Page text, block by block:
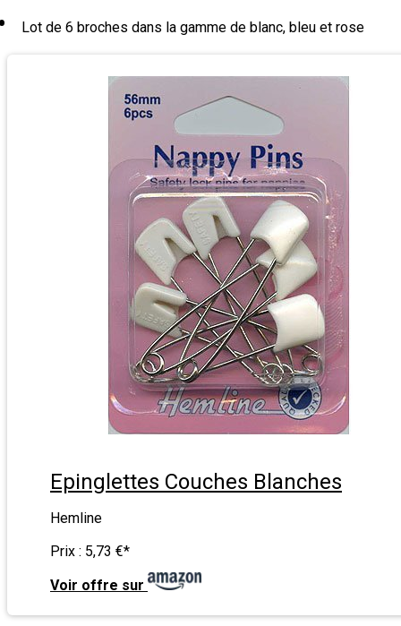
Lot de 6 broches dans la gamme de blanc, bleu et rose
Epinglettes Couches Blanches
Hemline
Prix : 5,73 €*
Voir offre sur